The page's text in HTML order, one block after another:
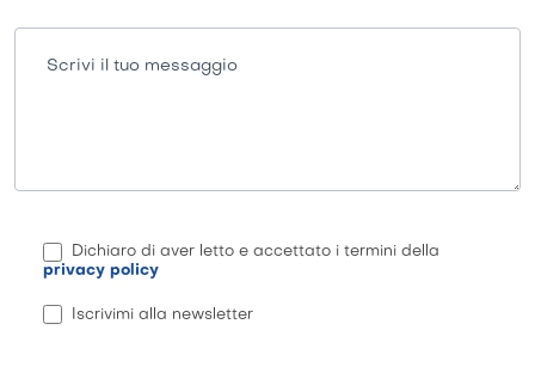
Scrivi il tuo messaggio
Dichiaro di aver letto e accettato i termini della
privacy policy
Iscrivimi alla newsletter